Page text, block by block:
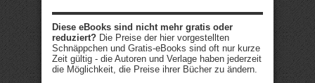
Diese eBooks sind nicht mehr gratis oder
reduziert? Die Preise der hier vorgestellten
Schnäppchen und Gratis-eBooks sind oft nur kurze
Zeit gültig - die Autoren und Verlage haben jederzeit
die Möglichkeit, die Preise ihrer Bücher zu ändern.